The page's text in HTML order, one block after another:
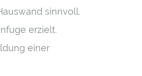
sinnvoll.
erzielt.
einer